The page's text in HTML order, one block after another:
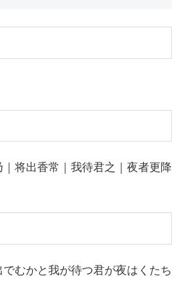
将出香常｜我待君之｜夜者更降
むかと我が待つ君が夜はくたち